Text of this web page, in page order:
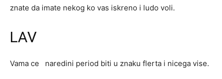
znate da imate nekog ko vas iskreno i ludo voli.
LAV
Vama ce naredini period biti u znaku flerta i nicega vise.